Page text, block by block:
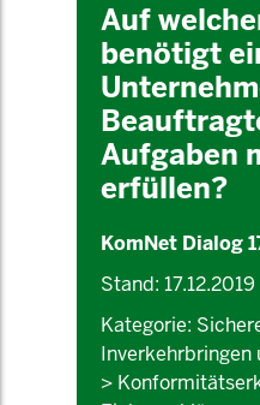
Auf
benötigt
Aufgaben
erfüllen?
KomNet Dialog
Stand: 17.12.2019
Kategorie:
Inverkehrbringen
>